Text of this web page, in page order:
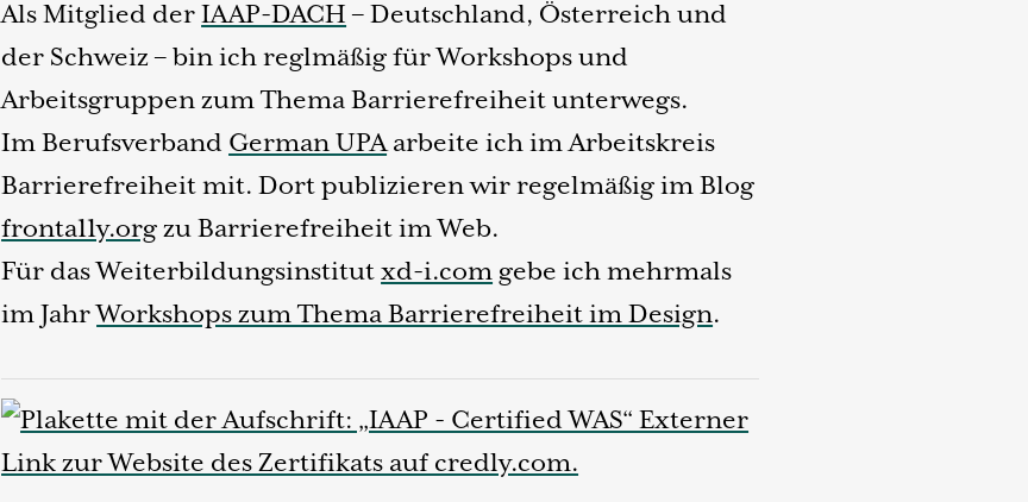
Als Mitglied derIAAP-DACH– Deutschland, Österreich und
der Schweiz – bin ich reglmäßig für Workshops und
Arbeitsgruppen zum Thema Barrierefreiheit unterwegs.
Im Berufsverband German UPAarbeite ich im Arbeitskreis
Barrierefreiheit mit. Dort publizieren wir regelmäßig im Blog
fronta11y.orgzu Barrierefreiheit im Web.
Für das Weiterbildungsinstitutxd-i.com gebe ich mehrmals
im JahrWorkshops zum Thema Barrierefreiheit im Design.